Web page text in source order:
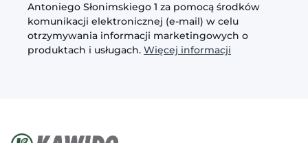
Antoniego Słonimskiego 1 za pomocą środków
komunikacji elektronicznej (e-mail) w celu
otrzymywania informacji marketingowych o
produktach i usługach. Więcej informacji